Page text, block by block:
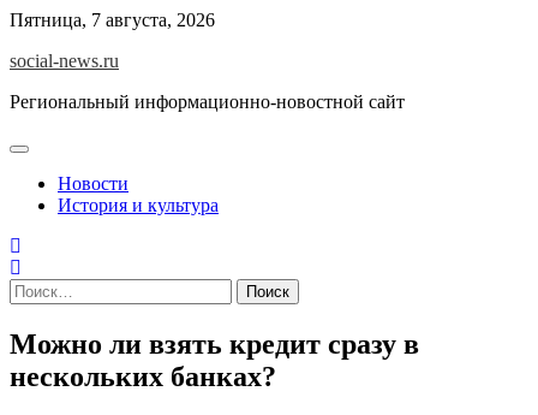
Skip
content
Пятница, 7 августа, 2026
social-news.ru
Региональный информационно-новостной сайт
Новости
История и культура
Найти:
Можно ли взять кредит сразу в
нескольких банках?